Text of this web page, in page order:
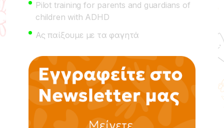
Pilot training for parents and guardians of
children with ADHD
Ας παίξουμε με τα φαγητά